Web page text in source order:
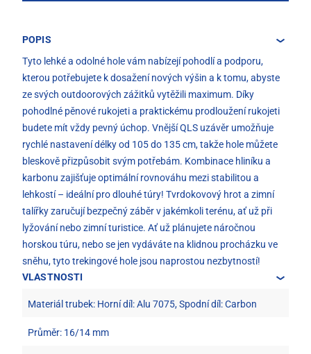
POPIS
Tyto lehké a odolné hole vám nabízejí pohodlí a podporu,
kterou potřebujete k dosažení nových výšin a k tomu, abyste
ze svých outdoorových zážitků vytěžili maximum. Díky
pohodlné pěnové rukojeti a praktickému prodloužení rukojeti
budete mít vždy pevný úchop. Vnější QLS uzávěr umožňuje
rychlé nastavení délky od 105 do 135 cm, takže hole můžete
bleskově přizpůsobit svým potřebám. Kombinace hliníku a
karbonu zajišťuje optimální rovnováhu mezi stabilitou a
lehkostí – ideální pro dlouhé túry! Tvrdokovový hrot a zimní
talířky zaručují bezpečný záběr v jakémkoli terénu, ať už při
lyžování nebo zimní turistice. Ať už plánujete náročnou
horskou túru, nebo se jen vydáváte na klidnou procházku ve
sněhu, tyto trekingové hole jsou naprostou nezbytností!
VLASTNOSTI
Materiál trubek: Horní díl: Alu 7075, Spodní díl: Carbon
Průměr: 16/14 mm